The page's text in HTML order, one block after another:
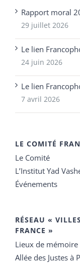
Rapport moral
29 juillet 2026
Le lien
24 juin 2026
Le lien
7 avril 2026
LE COMITÉ
Le Comité
L’Institut Yad
Événements
RÉSEAU «
FRANCE »
Lieux de mémoire
Allée des Justes à